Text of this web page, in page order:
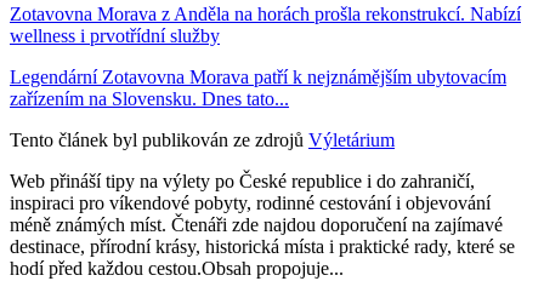
Zotavovna Morava z Anděla na horách prošla rekonstrukcí. Nabízí
wellness i prvotřídní služby
Legendární Zotavovna Morava patří k nejznámějším ubytovacím
zařízením na Slovensku. Dnes tato...
Tento článek byl publikován ze zdrojů Výletárium
Web přináší tipy na výlety po České republice i do zahraničí,
inspiraci pro víkendové pobyty, rodinné cestování i objevování
méně známých míst. Čtenáři zde najdou doporučení na zajímavé
destinace, přírodní krásy, historická místa i praktické rady, které se
hodí před každou cestou.Obsah propojuje...